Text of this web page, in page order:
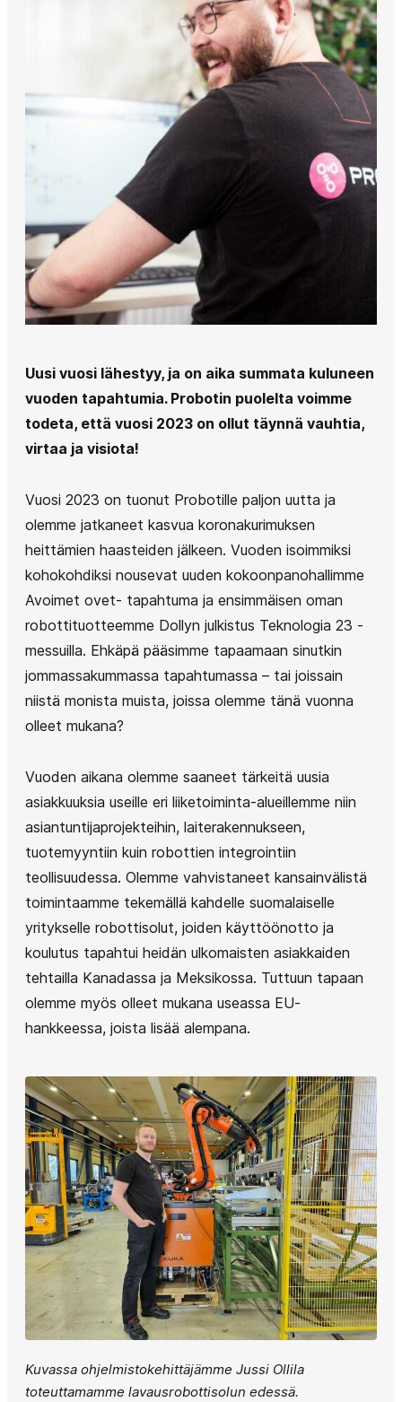
Uusi vuosi lähestyy, ja on aika summata kuluneen
vuoden tapahtumia. Probotin puolelta voimme
todeta, että vuosi 2023 on ollut täynnä vauhtia,
virtaa ja visiota!
Vuosi 2023 on tuonut Probotille paljon uutta ja
olemme jatkaneet kasvua koronakurimuksen
heittämien haasteiden jälkeen. Vuoden isoimmiksi
kohokohdiksi nousevat uuden kokoonpanohallimme
Avoimet ovet- tapahtuma ja ensimmäisen oman
robottituotteemme Dollyn julkistus Teknologia 23 -
messuilla. Ehkäpä pääsimme tapaamaan sinutkin
jommassakummassa tapahtumassa – tai joissain
niistä monista muista, joissa olemme tänä vuonna
olleet mukana?
Vuoden aikana olemme saaneet tärkeitä uusia
asiakkuuksia useille eri liiketoiminta-alueillemme niin
asiantuntijaprojekteihin, laiterakennukseen,
tuotemyyntiin kuin robottien integrointiin
teollisuudessa. Olemme vahvistaneet kansainvälistä
toimintaamme tekemällä kahdelle suomalaiselle
yritykselle robottisolut, joiden käyttöönotto ja
koulutus tapahtui heidän ulkomaisten asiakkaiden
tehtailla Kanadassa ja Meksikossa. Tuttuun tapaan
olemme myös olleet mukana useassa EU-
hankkeessa, joista lisää alempana.
Kuvassa ohjelmistokehittäjämme Jussi Ollila
toteuttamamme lavausrobottisolun edessä.